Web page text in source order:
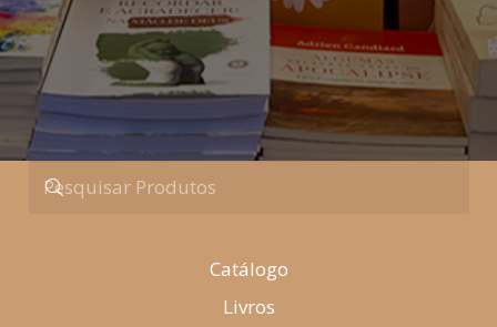
Catálogo
Livros